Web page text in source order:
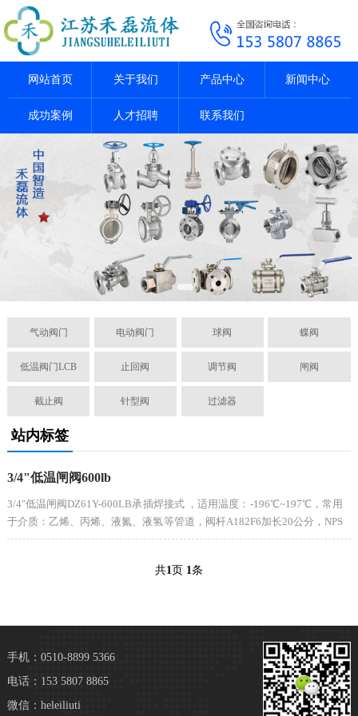
网站首页 关于我们 产品中心 新闻中心
成功案例 人才招聘 联系我们
气动阀门 电动阀门 球阀 蝶阀
低温阀门LCB 止回阀 调节阀 闸阀
截止阀 针型阀 过滤器
站内标签
3/4"低温闸阀600lb
3/4"低温闸阀DZ61Y-600LB承插焊接式 ，适用温度：-196℃~197℃，常用
于介质：乙烯、丙烯、液氮、液氢等管道，阀杆A182F6加长20公分，NPS
全通径。
共1页 1条
手机：0510-8899 5366
电话：153 5807 8865
微信：heleiliuti